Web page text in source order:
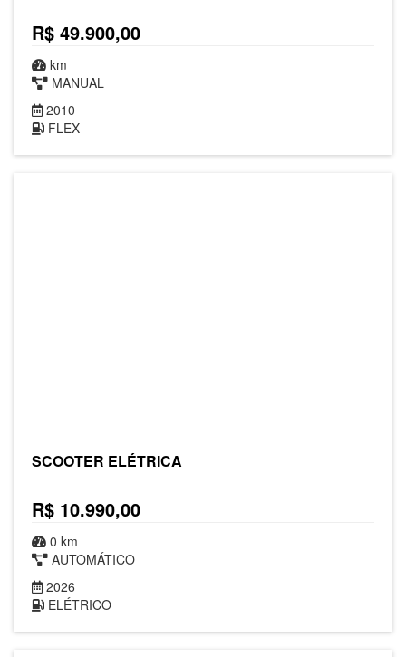
R$ 49.900,00
km
MANUAL
2010
FLEX
SCOOTER ELÉTRICA
R$ 10.990,00
0 km
AUTOMÁTICO
2026
ELÉTRICO